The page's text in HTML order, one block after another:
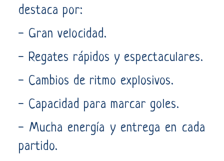
destaca por:
- Gran velocidad.
- Regates rápidos y espectaculares.
- Cambios de ritmo explosivos.
- Capacidad para marcar goles.
- Mucha energía y entrega en cada
partido.